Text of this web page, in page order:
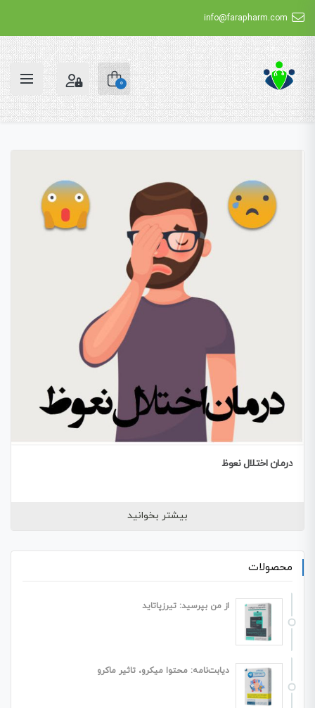
info@farapharm.com
0
درمان اختلال نعوظ
بیشتر بخوانید
محصولات
از من بپرسید: تیرزپاتاید
دیابت‌نامه: محتوا میکرو، تاثیر ماکرو